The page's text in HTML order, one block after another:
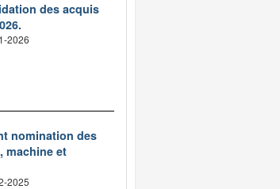
des acquis
2026
nomination des
machine et
2025